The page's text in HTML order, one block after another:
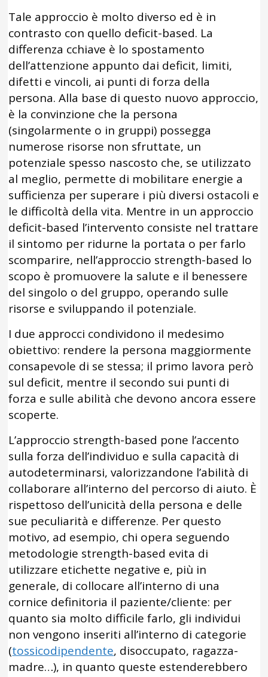
Tale approccio è molto diverso ed è in
contrasto con quello deficit-based. La
differenza cchiave è lo spostamento
dell’attenzione appunto dai deficit, limiti,
difetti e vincoli, ai punti di forza della
persona. Alla base di questo nuovo approccio,
è la convinzione che la persona
(singolarmente o in gruppi) possegga
numerose risorse non sfruttate, un
potenziale spesso nascosto che, se utilizzato
al meglio, permette di mobilitare energie a
sufficienza per superare i più diversi ostacoli e
le difficoltà della vita. Mentre in un approccio
deficit-based l’intervento consiste nel trattare
il sintomo per ridurne la portata o per farlo
scomparire, nell’approccio strength-based lo
scopo è promuovere la salute e il benessere
del singolo o del gruppo, operando sulle
risorse e sviluppando il potenziale.
I due approcci condividono il medesimo
obiettivo: rendere la persona maggiormente
consapevole di se stessa; il primo lavora però
sul deficit, mentre il secondo sui punti di
forza e sulle abilità che devono ancora essere
scoperte.
L’approccio strength-based pone l’accento
sulla forza dell’individuo e sulla capacità di
autodeterminarsi, valorizzandone l’abilità di
collaborare all’interno del percorso di aiuto. È
rispettoso dell’unicità della persona e delle
sue peculiarità e differenze. Per questo
motivo, ad esempio, chi opera seguendo
metodologie strength-based evita di
utilizzare etichette negative e, più in
generale, di collocare all’interno di una
cornice definitoria il paziente/cliente: per
quanto sia molto difficile farlo, gli individui
non vengono inseriti all’interno di categorie
(tossicodipendente, disoccupato, ragazza-
madre…), in quanto queste estenderebbero